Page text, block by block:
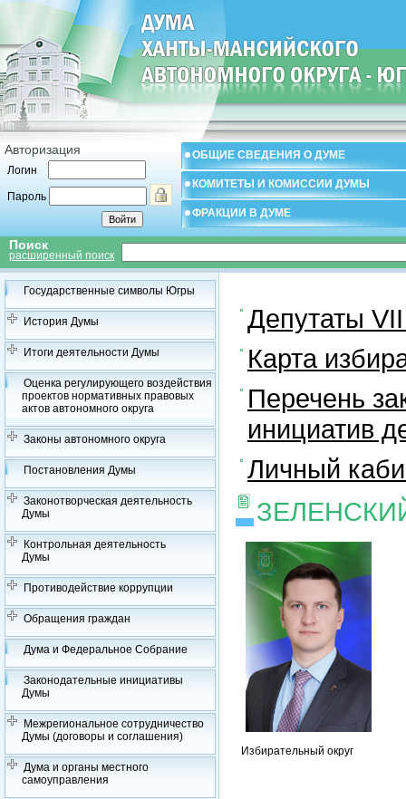
Авторизация
Логин
Пароль
ОБЩИЕ СВЕДЕНИЯ О ДУМЕ
КОМИТЕТЫ И КОМИССИИ ДУМЫ
ФРАКЦИИ В ДУМЕ
Поиск
расширенный поиск
Государственные символы Югры
История Думы
Итоги деятельности Думы
Оценка регулирующего воздействия
проектов нормативных правовых
актов автономного округа
Законы автономного округа
Постановления Думы
Законотворческая деятельность
Думы
Контрольная деятельность
Думы
Противодействие коррупции
Обращения граждан
Дума и Федеральное Собрание
Законодательные инициативы
Думы
Межрегиональное сотрудничество
Думы (договоры и соглашения)
Дума и органы местного
самоуправления
Депутаты
Карта
Перечень
инициатив
Личный
Избирательный округ